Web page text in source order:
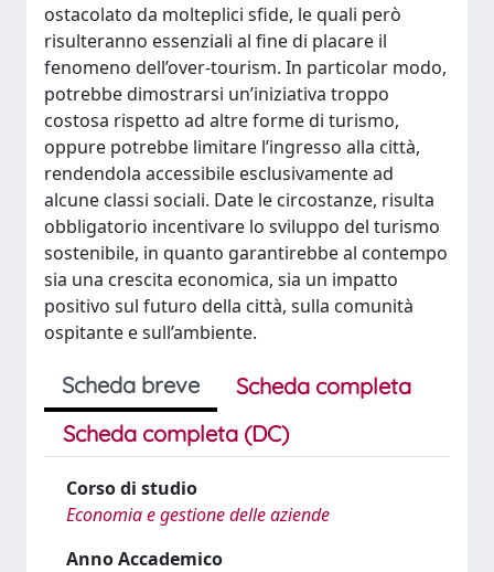
ostacolato da molteplici sfide, le quali però
risulteranno essenziali al fine di placare il
fenomeno dell’over-tourism. In particolar modo,
potrebbe dimostrarsi un’iniziativa troppo
costosa rispetto ad altre forme di turismo,
oppure potrebbe limitare l’ingresso alla città,
rendendola accessibile esclusivamente ad
alcune classi sociali. Date le circostanze, risulta
obbligatorio incentivare lo sviluppo del turismo
sostenibile, in quanto garantirebbe al contempo
sia una crescita economica, sia un impatto
positivo sul futuro della città, sulla comunità
ospitante e sull’ambiente.
Scheda breve
Scheda completa
Scheda completa (DC)
Corso di studio
Economia e gestione delle aziende
Anno Accademico